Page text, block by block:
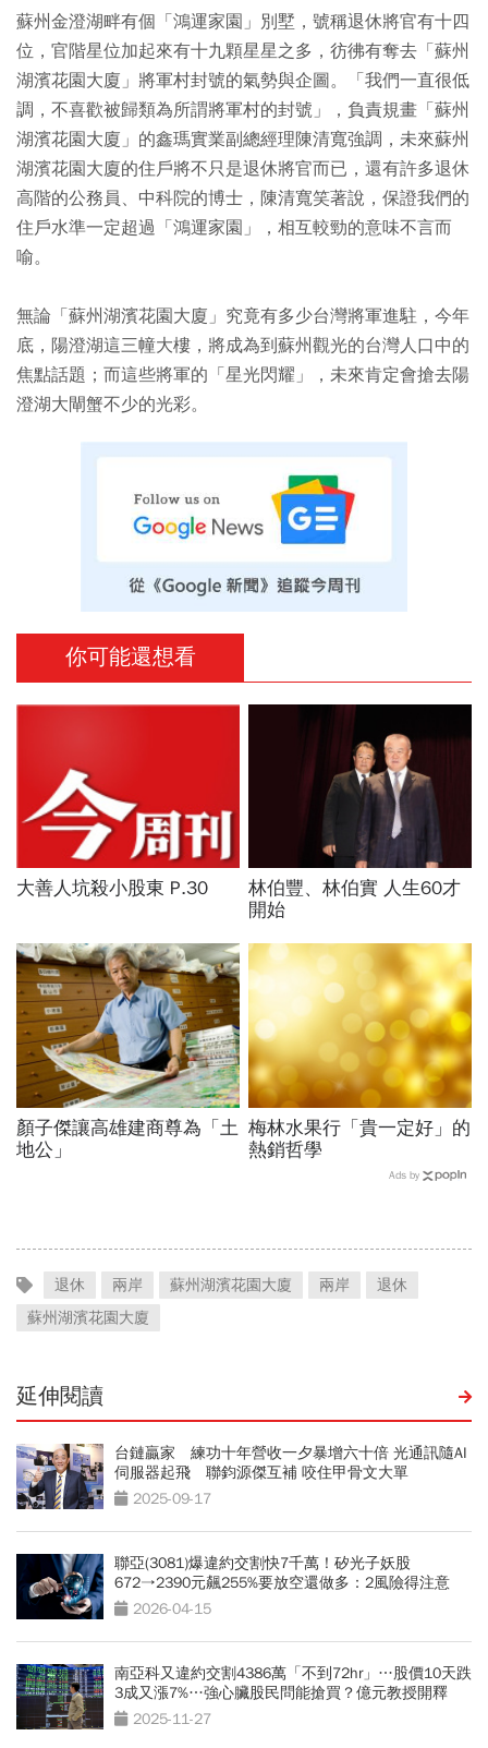
蘇州金澄湖畔有個「鴻運家園」別墅，號稱退休將官有十四
位，官階星位加起來有十九顆星星之多，彷彿有奪去「蘇州
湖濱花園大廈」將軍村封號的氣勢與企圖。「我們一直很低
調，不喜歡被歸類為所謂將軍村的封號」，負責規畫「蘇州
湖濱花園大廈」的鑫瑪實業副總經理陳清寬強調，未來蘇州
湖濱花園大廈的住戶將不只是退休將官而已，還有許多退休
高階的公務員、中科院的博士，陳清寬笑著說，保證我們的
住戶水準一定超過「鴻運家園」，相互較勁的意味不言而
喻。
無論「蘇州湖濱花園大廈」究竟有多少台灣將軍進駐，今年
底，陽澄湖這三幢大樓，將成為到蘇州觀光的台灣人口中的
焦點話題；而這些將軍的「星光閃耀」，未來肯定會搶去陽
澄湖大閘蟹不少的光彩。
你可能還想看
大善人坑殺小股東 P.30
林伯豐、林伯實 人生60才
開始
顏子傑讓高雄建商尊為「土
地公」
梅林水果行「貴一定好」的
熱銷哲學
Ads by
退休 兩岸 蘇州湖濱花園大廈 兩岸
退休
蘇州湖濱花園大廈
延伸閱讀
台鏈贏家 練功十年營收一夕暴增六十倍 光通訊隨AI
伺服器起飛 聯鈞源傑互補 咬住甲骨文大單
2025-09-17
聯亞(3081)爆違約交割快7千萬！矽光子妖股
672→2390元飆255%要放空還做多：2風險得注意
2026-04-15
南亞科又違約交割4386萬「不到72hr」…股價10天跌
3成又漲7%…強心臟股民問能搶買？億元教授開釋
2025-11-27